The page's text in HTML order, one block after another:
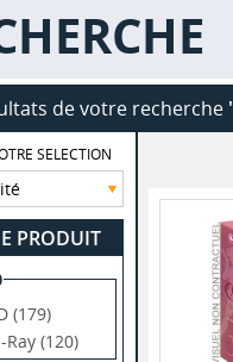
de votre recherche
SELECTION
PRODUIT
(179)
Ray (120)